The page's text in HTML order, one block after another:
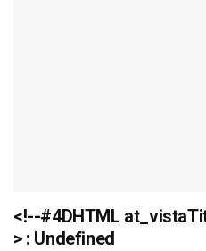
<!--#4DHTML
> : Undefined